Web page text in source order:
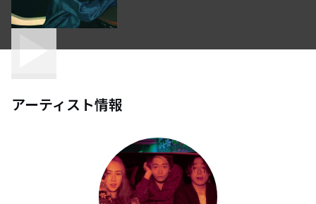
アーティスト情報